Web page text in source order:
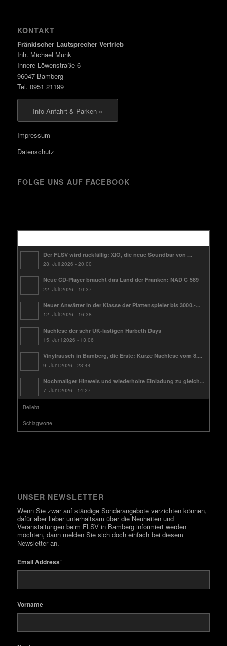
KONTAKT
Fränkischer Lautsprecher Vertrieb
Inh. Michael Munk
Innere Löwenstraße 6
96047 Bamberg
Tel. 0951 21199
Info Anfahrt & Parken »
Impressum
Datenschutz
FOLGE UNS AUF FACEBOOK
Der FLSV wird rückfällig: XIO, die neue Soundbar von ...
28. Juli 2026 - 20:00
Neue CD-Player braucht das Land der Franken: NAD C 589
22. Juli 2026 - 10:37
Neuer Anwärter in der Klasse der Plattenspieler bis 3000.-...
12. Juli 2026 - 16:38
Nachlese der sehr UK-lastigen Harbeth Days
15. Juni 2026 - 13:06
Vinylrausch in Bamberg, die Erste: Kurze Nachlese vom 8....
9. Juni 2026 - 23:44
Nochmaliger Hinweis und wiederholte Einladung zu gleich...
7. Juni 2026 - 14:27
Beliebt
Schlagworte
UNSER NEWSLETTER
Wenn Sie zwar auf ständige Sonderangebote verzichten können,
dafür aber lieber unterhaltsam über die Neuheiten und
Veranstaltungen beim FLSV in Bamberg informiert werden
möchten, dann melden Sie sich doch einfach bei diesem
Newsletter an.
Email Address*
Vorname